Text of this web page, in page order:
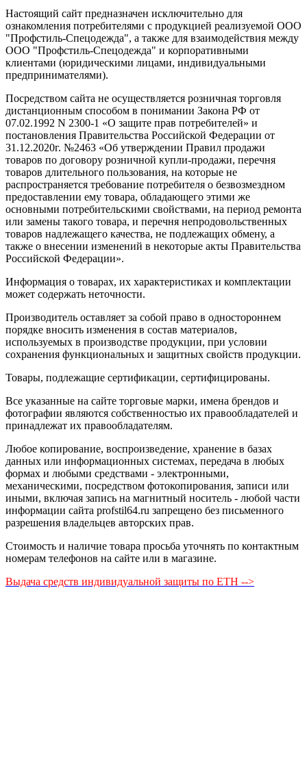
Настоящий сайт предназначен исключительно для
ознакомления потребителями с продукцией реализуемой ООО
"Профстиль-Спецодежда", а также для взаимодействия между
ООО "Профстиль-Спецодежда" и корпоративными
клиентами (юридическими лицами, индивидуальными
предпринимателями).
Посредством сайта не осуществляется розничная торговля
дистанционным способом в понимании Закона РФ от
07.02.1992 N 2300-1 «О защите прав потребителей» и
постановления Правительства Российской Федерации от
31.12.2020г. №2463 «Об утверждении Правил продажи
товаров по договору розничной купли-продажи, перечня
товаров длительного пользования, на которые не
распространяется требование потребителя о безвозмездном
предоставлении ему товара, обладающего этими же
основными потребительскими свойствами, на период ремонта
или замены такого товара, и перечня непродовольственных
товаров надлежащего качества, не подлежащих обмену, а
также о внесении изменений в некоторые акты Правительства
Российской Федерации».
Информация о товарах, их характеристиках и комплектации
может содержать неточности.
Производитель оставляет за собой право в одностороннем
порядке вносить изменения в состав материалов,
используемых в производстве продукции, при условии
сохранения функциональных и защитных свойств продукции.
Товары, подлежащие сертификации, сертифицированы.
Все указанные на сайте торговые марки, имена брендов и
фотографии являются собственностью их правообладателей и
принадлежат их правообладателям.
Любое копирование, воспроизведение, хранение в базах
данных или информационных системах, передача в любых
формах и любыми средствами - электронными,
механическими, посредством фотокопирования, записи или
иными, включая запись на магнитный носитель - любой части
информации сайта profstil64.ru запрещено без письменного
разрешения владельцев авторских прав.
Стоимость и наличие товара просьба уточнять по контактным
номерам телефонов на сайте или в магазине.
Выдача средств индивидуальной защиты по ЕТН -->